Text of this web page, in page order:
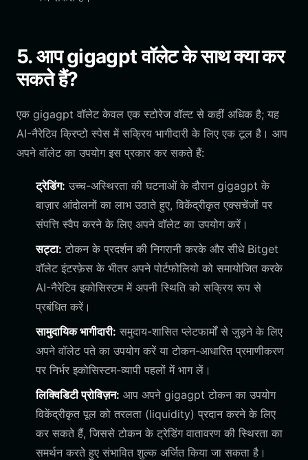
5. आप gigagpt वॉलेट के साथ क्या कर
सकते हैं?
एक gigagpt वॉलेट केवल एक स्टोरेज वॉल्ट से कहीं अधिक है; यह
AI-नैरेटिव क्रिप्टो स्पेस में सक्रिय भागीदारी के लिए एक टूल है। आप
अपने वॉलेट का उपयोग इस प्रकार कर सकते हैं:
ट्रेडिंग: उच्च-अस्थिरता की घटनाओं के दौरान gigagpt के
बाज़ार आंदोलनों का लाभ उठाते हुए, विकेंद्रीकृत एक्सचेंजों पर
संपत्ति स्वैप करने के लिए अपने वॉलेट का उपयोग करें।
सट्टा: टोकन के प्रदर्शन की निगरानी करके और सीधे Bitget
वॉलेट इंटरफ़ेस के भीतर अपने पोर्टफोलियो को समायोजित करके
AI-नैरेटिव इकोसिस्टम में अपनी स्थिति को सक्रिय रूप से
प्रबंधित करें।
सामुदायिक भागीदारी: समुदाय-शासित प्लेटफार्मों से जुड़ने के लिए
अपने वॉलेट पते का उपयोग करें या टोकन-आधारित प्रमाणीकरण
पर निर्भर इकोसिस्टम-व्यापी पहलों में भाग लें।
लिक्विडिटी प्रोविज़न: आप अपने gigagpt टोकन का उपयोग
विकेंद्रीकृत पूल को तरलता (liquidity) प्रदान करने के लिए
कर सकते हैं, जिससे टोकन के ट्रेडिंग वातावरण की स्थिरता का
समर्थन करते हुए संभावित शुल्क अर्जित किया जा सकता है।